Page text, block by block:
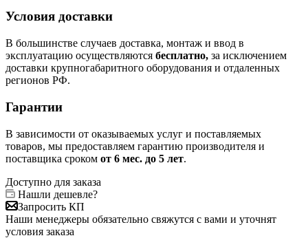
Условия доставки
В большинстве случаев доставка, монтаж и ввод в
эксплуатацию осуществляются бесплатно, за исключением
доставки крупногабаритного оборудования и отдаленных
регионов РФ.
Гарантии
В зависимости от оказываемых услуг и поставляемых
товаров, мы предоставляем гарантию производителя и
поставщика сроком от 6 мес. до 5 лет.
Доступно для заказа
Нашли дешевле?
Запросить КП
Наши менеджеры обязательно свяжутся с вами и уточнят
условия заказа